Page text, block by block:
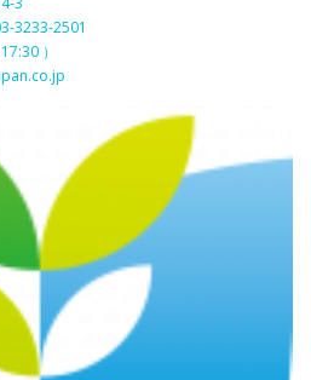
3233-2501
）